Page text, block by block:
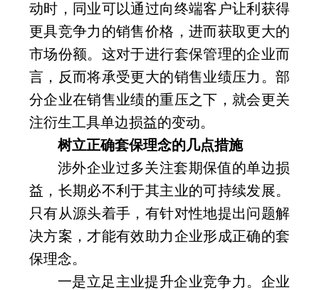
动时，同业可以通过向终端客户让利获得
更具竞争力的销售价格，进而获取更大的
市场份额。这对于进行套保管理的企业而
言，反而将承受更大的销售业绩压力。部
分企业在销售业绩的重压之下，就会更关
注衍生工具单边损益的变动。
树立正确套保理念的几点措施
涉外企业过多关注套期保值的单边损
益，长期必不利于其主业的可持续发展。
只有从源头着手，有针对性地提出问题解
决方案，才能有效助力企业形成正确的套
保理念。
一是立足主业提升企业竞争力。企业